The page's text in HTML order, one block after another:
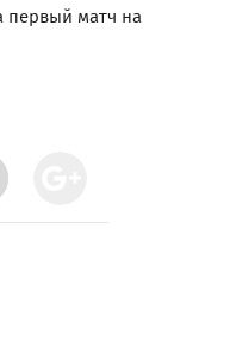
первый матч на